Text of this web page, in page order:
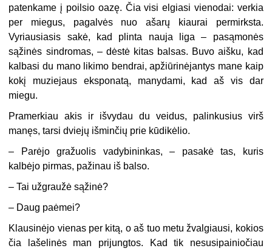
patenkame į poilsio oazę. Čia visi elgiasi vienodai: verkia
per miegus, pagalvės nuo ašarų kiaurai permirksta.
Vyriausiasis sakė, kad plinta nauja liga – pasąmonės
sąžinės sindromas, – dėstė kitas balsas. Buvo aišku, kad
kalbasi du mano likimo bendrai, apžiūrinėjantys mane kaip
kokį muziejaus eksponatą, manydami, kad aš vis dar
miegu.
Pramerkiau akis ir išvydau du veidus, palinkusius virš
manęs, tarsi dviejų išminčių prie kūdikėlio.
– Parėjo gražuolis vadybininkas, – pasakė tas, kuris
kalbėjo pirmas, pažinau iš balso.
– Tai užgraužė sąžinė?
– Daug paėmei?
Klausinėjo vienas per kitą, o aš tuo metu žvalgiausi, kokios
čia lašelinės man prijungtos. Kad tik nesusipainiočiau